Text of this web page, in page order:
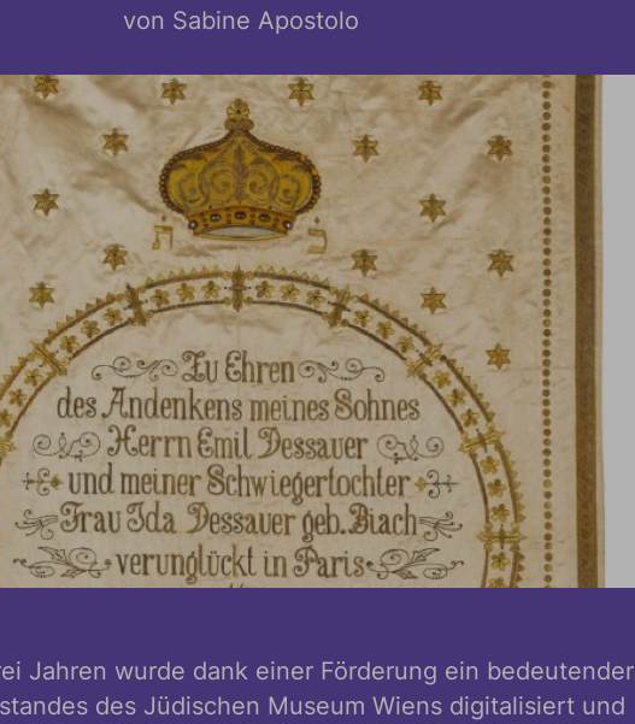
von Sabine Apostolo
Jahren wurde dank einer Förderung ein bedeutender
des Jüdischen Museum Wiens digitalisiert und